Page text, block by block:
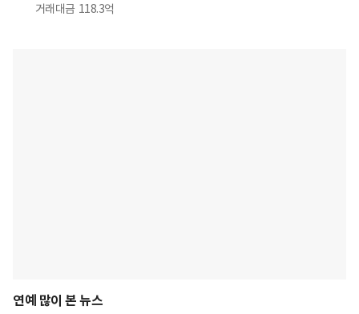
거래대금 118.3억
연예 많이 본 뉴스